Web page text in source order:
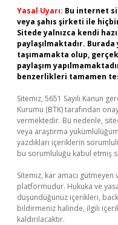
Yasal Uyarı: Bu internet
veya şahıs şirketi ile
Sitede yalnızca kendi
paylaşılmaktadır.
taşımamakta olup,
paylaşım
benzerlikleri tamamen
Sitemiz, 5651 Sayılı Kanun
Kurumu (BTK) tarafından
vermektedir. Bu nedenle,
veya araştırma
yazdıkları içeriklerin
bu sorumluluğu kabul etmiş
Sitemiz, kar amacı
platformudur. Hukuka ve
düşündüğünüz içerikleri,
bildirmeniz halinde, ilgili
kaldırılacaktır.